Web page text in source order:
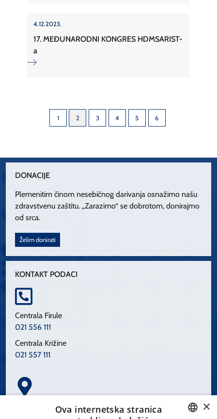
4.12.2023.
17. MEĐUNARODNI KONGRES HDMSARIST-
a
1 2 3 4 5 6
DONACIJE
Plemenitim činom nesebičnog darivanja osnažimo našu
zdravstvenu zaštitu. „Zarazimo“ se dobrotom, donirajmo
od srca.
Želim donirati
KONTAKT PODACI
Centrala Firule
021 556 111
Centrala Križine
021 557 111
Spinčićeva 1, 21000 Split
×
Ova internetska stranica